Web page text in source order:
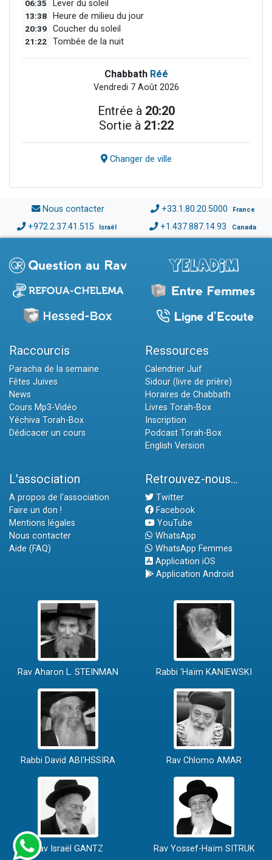
06:35 Lever du soleil
13:38 Heure de milieu du jour
20:39 Coucher du soleil
21:22 Tombée de la nuit
Chabbath Réé
Vendredi 7 Août 2026
Entrée à 20:20
Sortie à 21:22
Changer de ville
Nous contacter +33.1.80.20.5000 France
+972.2.37.41.515 Israël +1.437.887.14.93 Canada
Raccourcis
Paracha de la semaine
Fêtes Juives
News
Cours Mp3-Vidéo
Yéchiva Torah-Box
Dédicacer un cours
Ressources
Calendrier Juif
Sidour (livre de prière)
Horaires de Chabbath
Livres Torah-Box
Inscription
Podcast Torah-Box
English Version
L'association
A propos de l'association
Faire un don !
Mentions légales
Nous contacter
Aide (FAQ)
Retrouvez-nous...
Twitter
Facebook
YouTube
WhatsApp
WhatsApp Femmes
Application iOS
Application Android
Rav Aharon L. STEINMAN Rabbi 'Haïm KANIEWSKI
Rabbi David ABI'HSSIRA Rav Chlomo AMAR
Rav Israël GANTZ Rav Yossef-Haïm SITRUK